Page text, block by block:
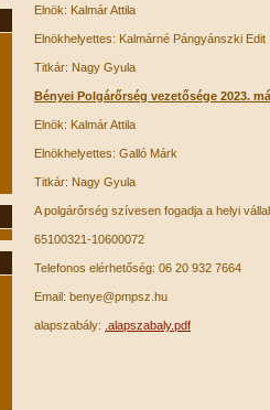
Elnök: Kalmár Attila
Elnökhelyettes: Kalmárné Pángyánszki Edit
Titkár: Nagy Gyula
Bényei Polgárőrség vezetősége 2023.
Elnök: Kalmár Attila
Elnökhelyettes: Galló Márk
Titkár: Nagy Gyula
A polgárőrség szívesen fogadja a helyi
65100321-10600072
Telefonos elérhetőség: 06 20 932 7664
Email: benye@pmpsz.hu
alapszabály: .alapszabaly.pdf